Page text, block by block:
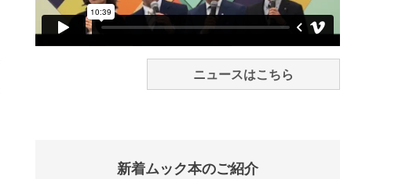
ニュースはこちら
新着ムック本のご紹介